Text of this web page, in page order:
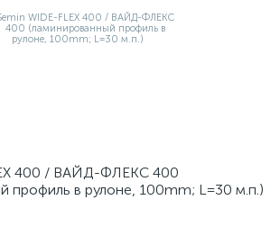
400 / ВАЙД-ФЛЕКС 400
профиль в рулоне, 100mm; L=30 м.п.)